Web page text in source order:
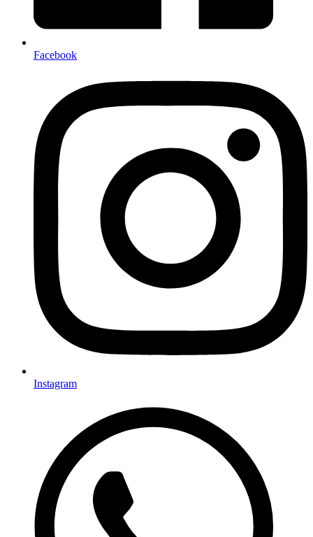
Facebook
Instagram